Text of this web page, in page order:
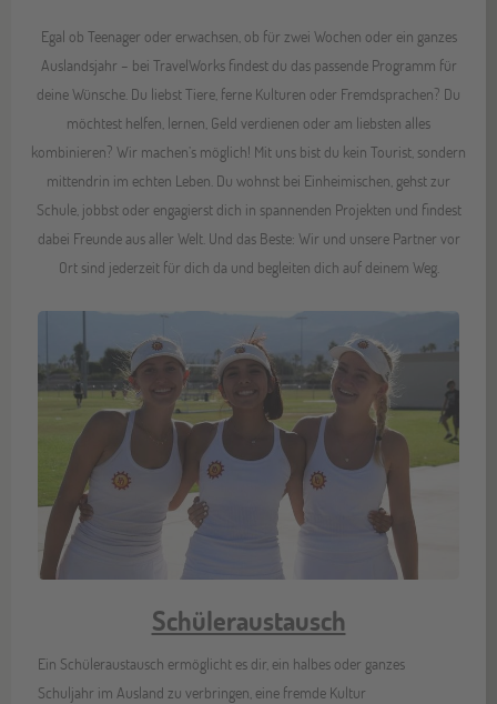
Egal ob Teenager oder erwachsen, ob für zwei Wochen oder ein ganzes
Auslandsjahr – bei TravelWorks findest du das passende Programm für
deine Wünsche. Du liebst Tiere, ferne Kulturen oder Fremdsprachen? Du
möchtest helfen, lernen, Geld verdienen oder am liebsten alles
kombinieren? Wir machen’s möglich! Mit uns bist du kein Tourist, sondern
mittendrin im echten Leben. Du wohnst bei Einheimischen, gehst zur
Schule, jobbst oder engagierst dich in spannenden Projekten und findest
dabei Freunde aus aller Welt. Und das Beste: Wir und unsere Partner vor
Ort sind jederzeit für dich da und begleiten dich auf deinem Weg.
Schüleraustausch
Ein Schüleraustausch ermöglicht es dir, ein halbes oder ganzes
Schuljahr im Ausland zu verbringen, eine fremde Kultur